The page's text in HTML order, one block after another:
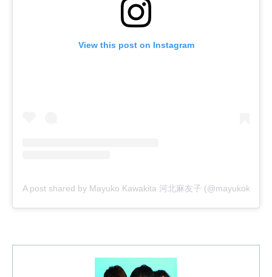
View this post on Instagram
A post shared by Mayuko Kawakita 河北麻友子